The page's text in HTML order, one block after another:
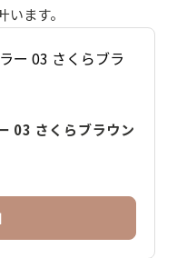
ます。
03 さくらブラウン